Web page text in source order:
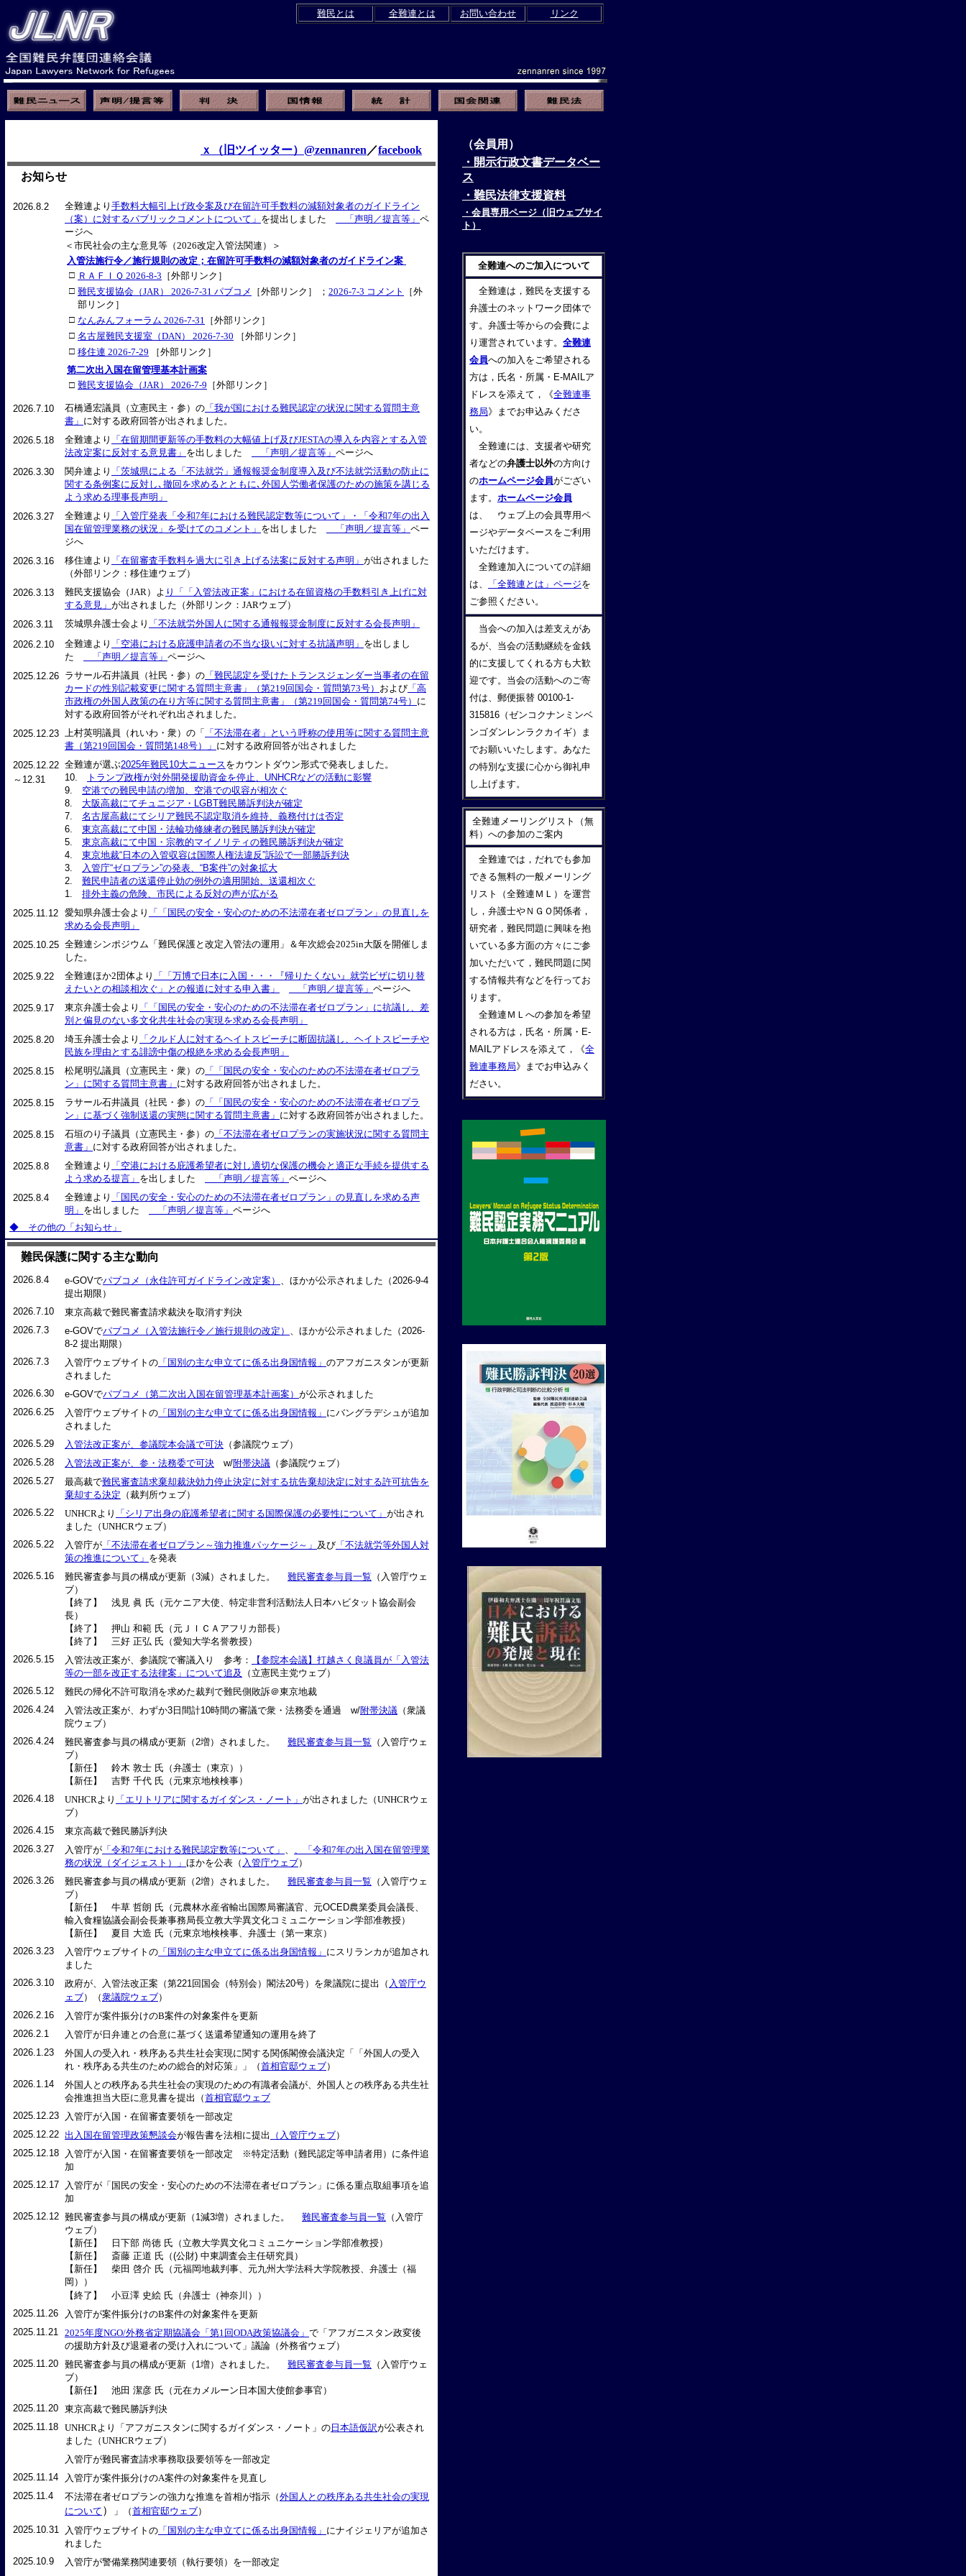
ｘ（旧ツイッター）@zennanren ／facebook
お知らせ
2026.8.2 全難連より 手数料大幅引上げ政令案及び在留許可手数料の減額対象者のガイドライン
（案）に対するパブリックコメントについて」 を提出しました 「声明／提言等」 ペ
ージへ
＜市民社会の主な意見等（2026改定入管法関連）＞
入管法施行令／施行規則の改定；在留許可手数料の減額対象者のガイドライン案
□ ＲＡＦＩＱ 2026-8-3 ［外部リンク］
□ 難民支援協会（JAR） 2026-7-31 パブコメ ［外部リンク］ ； 2026-7-3 コメント
［外
部リンク］
□ なんみんフォーラム 2026-7-31 ［外部リンク］
□ 名古屋難民支援室（DAN） 2026-7-30 ［外部リンク］
□ 移住連 2026-7-29 ［外部リンク］
第二次出入国在留管理基本計画案
□ 難民支援協会（JAR） 2026-7-9 ［外部リンク］
2026.7.10 石橋通宏議員（立憲民主・参）の 「我が国における難民認定の状況に関する質問主意
書」 に対する政府回答が出されました。
2026.5.18
全難連より
「在留期間更新等の手数料の大幅値上げ及びJESTAの導入を内容とする入管
法改定案に反対する意見書」 を出しました 「声明／提言等」 ページへ
2026.3.30
関弁連より
「茨城県による「不法就労」通報報奨金制度導入及び不法就労活動の防止に
関する条例案に反対し､撤回を求めるとともに､外国人労働者保護のための施策を講じる
よう求める理事長声明」
2026.3.27
全難連より
「入管庁発表「令和7年における難民認定数等について」・「令和7年の出入
国在留管理業務の状況」を受けてのコメント」 を出しました 「声明／提言等」 ペー
ジへ
2026.3.16
移住連より 「在留審査手数料を過大に引き上げる法案に反対する声明」 が出されました
（外部リンク：移住連ウェブ）
2026.3.13
難民支援協会（JAR）よ り「「入管法改正案」における在留資格の手数料引き上げに対
する意見」 が出されました（外部リンク：JARウェブ）
2026.3.11
茨城県弁護士会より
「不法就労外国人に関する通報報奨金制度に反対する会長声明」
2026.2.10
全難連より 「空港における庇護申請者の不当な扱いに対する抗議声明」 を出しまし
た
「声明／提言等」 ページへ
2025.12.26 ラサール石井議員（社民・参）の 「難民認定を受けたトランスジェンダー当事者の在留
カードの性別記載変更に関する質問主意書」（第219回国会・質問第73号） および 「高
市政権の外国人政策の在り方等に関する質問主意書」（第219回国会・質問第74号） に
対する政府回答がそれぞれ出されました。
2025.12.23 上村英明議員（れいわ・衆）の「
「不法滞在者」という呼称の使用等に関する質問主意
書（第219回国会・質問第148号）」 に対する政府回答が出されました
2025.12.22
～12.31
全難連が選ぶ2025年難民10大ニュースをカウントダウン形式で発表しました。
10.
トランプ政権が対外開発援助資金を停止、UNHCRなどの活動に影響
9. 空港での難民申請の増加、空港での収容が相次ぐ
8. 大阪高裁にてチュニジア・LGBT難民勝訴判決が確定
7. 名古屋高裁にてシリア難民不認定取消を維持、義務付けは否定
6. 東京高裁にて中国・法輪功修練者の難民勝訴判決が確定
5. 東京高裁にて中国・宗教的マイノリティの難民勝訴判決が確定
4. 東京地裁“日本の入管収容は国際人権法違反”訴訟で一部勝訴判決
3.
入管庁“ゼロプラン”の発表、“B案件”の対象拡大
2. 難民申請者の送還停止効の例外の適用開始、送還相次ぐ
1. 排外主義の危険、市民による反対の声が広がる
2025.11.12 愛知県弁護士会より
「「国民の安全・安心のための不法滞在者ゼロプラン」の見直しを
求める会長声明」
2025.10.25 全難連シンポジウム「難民保護と改定入管法の運用」＆年次総会2025in大阪を開催しま
した。
2025.9.22
全難連ほか2団体より
「「万博で日本に入国・・・『帰りたくない』就労ビザに切り替
えたいとの相談相次ぐ」との報道に対する申入書」
「声明／提言等」 ページへ
2025.9.17
東京弁護士会より
「「国民の安全・安心のための不法滞在者ゼロプラン」に抗議し、差
別と偏見のない多文化共生社会の実現を求める会長声明」
2025.8.20
埼玉弁護士会より
「クルド人に対するヘイトスピーチに断固抗議し、ヘイトスピーチや
民族を理由とする誹謗中傷の根絶を求める会長声明」
2025.8.15
松尾明弘議員（立憲民主・衆）の 「「国民の安全・安心のための不法滞在者ゼロプラ
ン」に関する質問主意書」 に対する政府回答が出されました。
2025.8.15
ラサール石井議員（社民・参）の 「「国民の安全・安心のための不法滞在者ゼロプラ
ン」に基づく強制送還の実態に関する質問主意書」 に対する政府回答が出されました。
2025.8.15
石垣のり子議員（立憲民主・参）の 「不法滞在者ゼロプランの実施状況に関する質問主
意書」 に対する政府回答が出されました。
2025.8.8
全難連より
「空港における庇護希望者に対し適切な保護の機会と適正な手続を提供する
よう求める提言」 を出しました 「声明／提言等」 ページへ
2025.8.4
全難連より
「国民の安全・安心のための不法滞在者ゼロプラン」の見直しを求める声
明」 を出しました 「声明／提言等」 ページへ
◆ その他の「お知らせ」
難民保護に関する主な動向
2026.8.4 e-GOVでパブコメ（永住許可ガイドライン改定案） 、ほかが公示されました（2026-9-4
提出期限）
2026.7.10
東京高裁で難民審査請求裁決を取消す判決
2026.7.3
e-GOVでパブコメ（入管法施行令／施行規則の改定） 、ほかが公示されました（2026-
8-2 提出期限）
2026.7.3
入管庁ウェブサイトの 「国別の主な申立てに係る出身国情報」 のアフガニスタンが更新
されました
2026.6.30
e-GOVでパブコメ（第二次出入国在留管理基本計画案） が公示されました
2026.6.25
入管庁ウェブサイトの 「国別の主な申立てに係る出身国情報」 にバングラデシュが追加
されました
2026.5.29
入管法改正案が、参議院本会議で可決 （参議院ウェブ）
2026.5.28
入管法改正案が、参・法務委で可決 w/附帯決議 （参議院ウェブ）
2026.5.27
最高裁で難民審査請求棄却裁決効力停止決定に対する抗告棄却決定に対する許可抗告を
棄却する決定 （裁判所ウェブ）
2026.5.22
UNHCRより 「シリア出身の庇護希望者に関する国際保護の必要性について」 が出され
ました（UNHCRウェブ）
2026.5.22
入管庁が 「不法滞在者ゼロプラン～強力推進パッケージ～」 及び 「不法就労等外国人対
策の推進について」 を発表
2026.5.16
難民審査参与員の構成が更新（3減）されました。 難民審査参与員一覧 （入管庁ウェ
ブ）
【終了】 浅見 眞 氏（元ケニア大使、特定非営利活動法人日本ハビタット協会副会
長）
【終了】 押山 和範 氏（元ＪＩＣＡアフリカ部長）
【終了】 三好 正弘 氏（愛知大学名誉教授）
2026.5.15
入管法改正案が、参議院で審議入り 参考：
【参院本会議】打越さく良議員が「入管法
等の一部を改正する法律案」について追及
（立憲民主党ウェブ）
2026.5.12
難民の帰化不許可取消を求めた裁判で難民側敗訴＠東京地裁
2026.4.24
入管法改正案が、わずか3日間計10時間の審議で衆・法務委を通過 w/附帯決議 （衆議
院ウェブ）
2026.4.24
難民審査参与員の構成が更新（2増）されました。 難民審査参与員一覧 （入管庁ウェ
ブ）
【新任】 鈴木 敦士 氏（弁護士（東京））
【新任】 吉野 千代 氏（元東京地検検事）
2026.4.18
UNHCRより 「エリトリアに関するガイダンス・ノート」 が出されました（UNHCRウェ
ブ）
2026.4.15
東京高裁で難民勝訴判決
2026.3.27
入管庁が 「令和7年における難民認定数等について」 、 、「令和7年の出入国在留管理業
務の状況（ダイジェスト）」 ほかを公表（ 入管庁ウェブ）
2026.3.26
難民審査参与員の構成が更新（2増）されました。 難民審査参与員一覧 （入管庁ウェ
ブ）
【新任】 牛草 哲朗 氏（元農林水産省輸出国際局審議官、元OCED農業委員会議長、
輸入食糧協議会副会長兼事務局長立教大学異文化コミュニケーション学部准教授）
【新任】 夏目 大造 氏（元東京地検検事、弁護士（第一東京）
2026.3.23
入管庁ウェブサイトの 「国別の主な申立てに係る出身国情報」 にスリランカが追加され
ました
2026.3.10
政府が、 入管法改正案（第221回国会（特別会）閣法20号） を衆議院に提出（ 入管庁ウ
ェブ）（衆議院ウェブ）
2026.2.16
入管庁が案件振分けのB案件の対象案件を更新
2026.2.1
入管庁が日弁連との合意に基づく送還希望通知の運用を終了
2026.1.23
外国人の受入れ・秩序ある共生社会実現に関する関係閣僚会議決定「「外国人の受入
れ・秩序ある共生のための総合的対応策」」（首相官邸ウェブ）
2026.1.14
外国人との秩序ある共生社会の実現のための有識者会議が、外国人との秩序ある共生社
会推進担当大臣に意見書を提出（首相官邸ウェブ
2025.12.23
入管庁が入国・在留審査要領を一部改定
2025.12.22 出入国在留管理政策懇談会が報告書を法相に提出 （入管庁ウェブ）
2025.12.18
入管庁が入国・在留審査要領を一部改定 ※特定活動（難民認定等申請者用）に条件追
加
2025.12.17
入管庁が「国民の安全・安心のための不法滞在者ゼロプラン」に係る重点取組事項を追
加
2025.12.12 難民審査参与員の構成が更新（1減3増）されました。 難民審査参与員一覧 （入管庁
ウェブ）
【新任】 日下部 尚徳 氏（立教大学異文化コミュニケーション学部准教授）
【新任】 斎藤 正道 氏（(公財) 中東調査会主任研究員）
【新任】 柴田 啓介 氏（元福岡地裁判事、元九州大学法科大学院教授、弁護士（福
岡））
【終了】 小豆澤 史絵 氏（弁護士（神奈川））
2025.11.26
入管庁が案件振分けのB案件の対象案件を更新
2025.11.21 2025年度NGO/外務省定期協議会「第1回ODA政策協議会」 で「アフガニスタン政変後
の援助方針及び退避者の受け入れについて」議論（外務省ウェブ）
2025.11.20 難民審査参与員の構成が更新（1増）されました。 難民審査参与員一覧 （入管庁ウェ
ブ）
【新任】 池田 潔彦 氏（元在カメルーン日本国大使館参事官）
2025.11.20 東京高裁で難民勝訴判決
2025.11.18 UNHCRより「アフガニスタンに関するガイダンス・ノート」の 日本語仮訳が公表され
ました（UNHCRウェブ）
入管庁が難民審査請求事務取扱要領等を一部改定
2025.11.14
入管庁が案件振分けのA案件の対象案件を見直し
2025.11.4
不法滞在者ゼロプランの強力な推進を首相が指示（外国人との秩序ある共生社会の実現
について ） 」（首相官邸ウェブ）
2025.10.31
入管庁ウェブサイトの 「国別の主な申立てに係る出身国情報」 にナイジェリアが追加さ
れました
2025.10.9
入管庁が警備業務関連要領（執行要領）を一部改定
（会員用）
・開示行政文書データベー
ス
・難民法律支援資料
・会員専用ページ（旧ウェブサイ
ト）
全難連へのご加入について
全難連は，難民を支援する
弁護士のネットワーク団体で
す。弁護士等からの会費によ
り運営されています。 全難連
会員への加入をご希望される
方は，氏名・所属・E-MAILア
ドレスを添えて，《全難連事
務局》までお申込みくださ
い。
全難連には、支援者や研究
者などの弁護士以外の方向け
のホームページ会員がござい
ます。 ホームページ会員
は、 ウェブ上の会員専用ペ
ージやデータベースをご利用
いただけます。
全難連加入についての詳細
は、
「全難連とは」ページを
ご参照ください。
当会への加入は差支えがあ
るが、当会の活動継続を金銭
的に支援してくれる方も大歓
迎です。当会の活動へのご寄
付は、郵便振替 00100-1-
315816（ゼンコクナンミンベ
ンゴダンレンラクカイギ）ま
でお願いいたします。あなた
の特別な支援に心から御礼申
し上げます。
全難連メーリングリスト（無
料）への参加のご案内
全難連では，だれでも参加
できる無料の一般メーリング
リスト（全難連ＭＬ）を運営
し，弁護士やＮＧＯ関係者，
研究者，難民問題に興味を抱
いている多方面の方々にご参
加いただいて，難民問題に関
する情報共有などを行ってお
ります。
全難連ＭＬへの参加を希望
される方は，氏名・所属・E-
MAILアドレスを添えて，《全
難連事務局》までお申込みく
ださい。
難民とは 全難連とは お問い合わせ リンク